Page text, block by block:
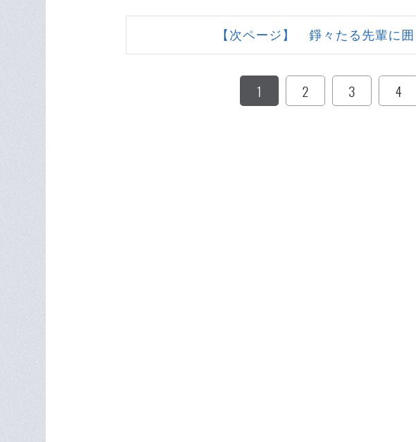
【次ページ】 錚々たる先輩に囲
1 2 3 4